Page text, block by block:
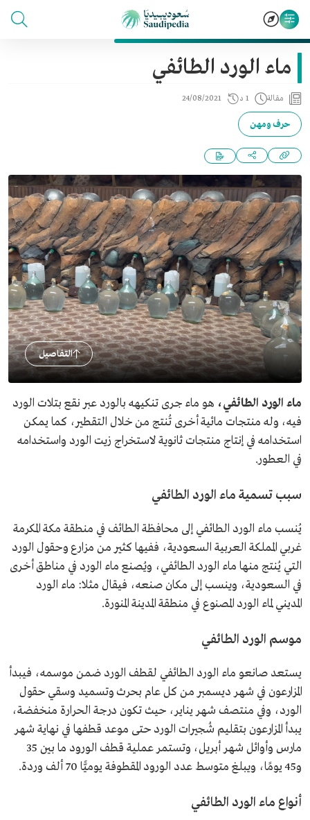
ماء الورد الطائفي
مقالة 1 د 24/08/2021
حرف ومهن
التفاصيل
ماء الورد الطائفي، هو ماء جرى تنكيهه بالورد عبر نقع بتلات الورد
فيه، وله منتجات مائية أخرى تُنتج من خلال التقطير، كما يمكن
استخدامه في إنتاج منتجات ثانوية لاستخراج زيت الورد واستخدامه
في العطور.
سبب تسمية ماء الورد الطائفي
يُنسب ماء الورد الطائفي إلى محافظة الطائف في منطقة مكة المكرمة
غربي المملكة العربية السعودية، ففيها كثير من مزارع وحقول الورد
التي يُنتج منها ماء الورد الطائفي، ويُصنع ماء الورد في مناطق أخرى
في السعودية، وينسب إلى مكان صنعه، فيقال مثلا: ماء الورد
المديني لماء الورد المصنوع في منطقة المدينة المنورة.
موسم الورد الطائفي
يستعد صانعو ماء الورد الطائفي لقطف الورد ضمن موسمه، فيبدأ
المزارعون في شهر ديسمبر من كل عام بحرث وتسميد وسقي حقول
الورد، وفي منتصف شهر يناير، حيث تكون درجة الحرارة منخفضة،
يبدأ المزارعون بتقليم شُجيرات الورد حتى موعد قطفها في نهاية شهر
مارس وأوائل شهر أبريل، وتستمر عملية قطف الورود ما بين 35
و45 يومًا، ويبلغ متوسط عدد الورود المقطوفة يوميًّا 70 ألف وردة.
أنواع ماء الورد الطائفي